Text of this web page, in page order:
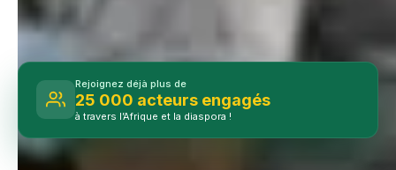
Rejoignez déjà plus de
25 000 acteurs engagés
à travers l’Afrique et la diaspora !